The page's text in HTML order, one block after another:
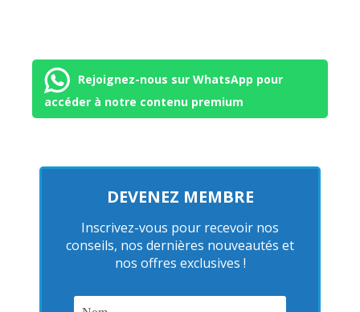
Rejoignez-nous sur WhatsApp pour
accéder à notre contenu premium
DEVENEZ MEMBRE
Inscrivez-vous pour recevoir nos
conseils, nos dernières nouveautés et
nos offres exclusives !